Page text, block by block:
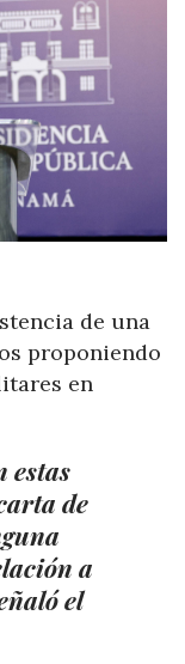
de una
proponiendo
en
estas
de
a
el